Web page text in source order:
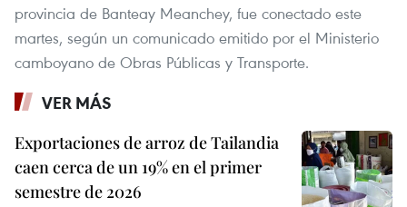
provincia de Banteay Meanchey, fue conectado este
martes, según un comunicado emitido por el Ministerio
camboyano de Obras Públicas y Transporte.
VER MÁS
Exportaciones de arroz de Tailandia
caen cerca de un 19% en el primer
semestre de 2026